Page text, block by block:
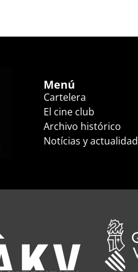
Menú
Cartelera
El cine club
Archivo histórico
Notícias y actualidad